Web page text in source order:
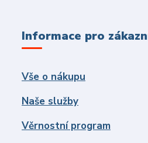
Informace pro
Vše o nákupu
Naše služby
Věrnostní program